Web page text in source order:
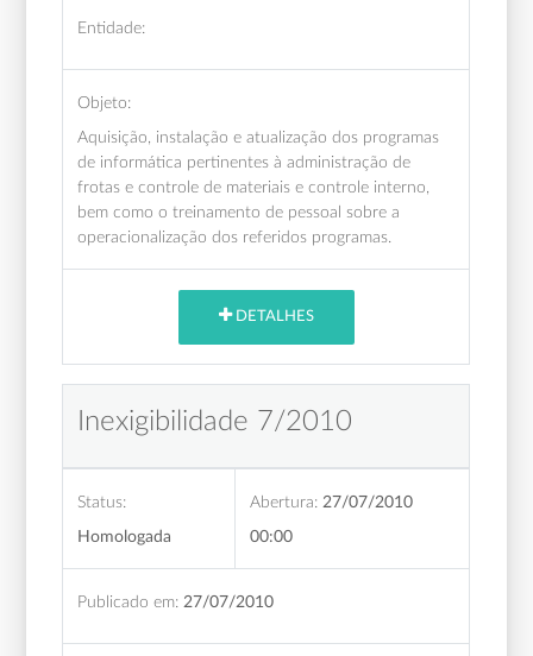
Entidade:
Objeto:
Aquisição, instalação e atualização dos programas
de informática pertinentes à administração de
frotas e controle de materiais e controle interno,
bem como o treinamento de pessoal sobre a
operacionalização dos referidos programas.
DETALHES
Inexigibilidade 7/2010
Status:
Homologada
Abertura: 27/07/2010
00:00
Publicado em: 27/07/2010